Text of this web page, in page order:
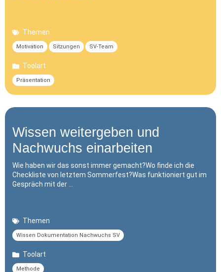
Themen
Motivation Sitzungen SV-Team
Toolart
Präsentation
Wissen weitergeben und
Nachwuchs einarbeiten
Wie haben wir das sonst immer gemacht?Wo finde ich die
Checkliste von letztem Sommerfest?Was funktioniert gut im
Gespräch mit der …
Themen
Wissen Dokumentation Nachwuchs SV
Toolart
Methode